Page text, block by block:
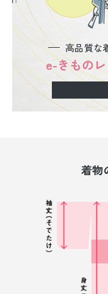
高品質な
e-きもの
着物